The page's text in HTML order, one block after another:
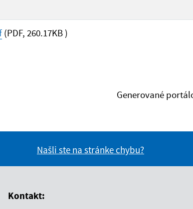
(PDF, 260.17KB )
Generované
Našli ste na stránke chybu?
Kontakt: